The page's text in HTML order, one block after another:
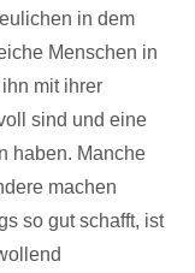
in dem
Menschen in
mit ihrer
sind und eine
haben. Manche
machen
so gut schafft, ist